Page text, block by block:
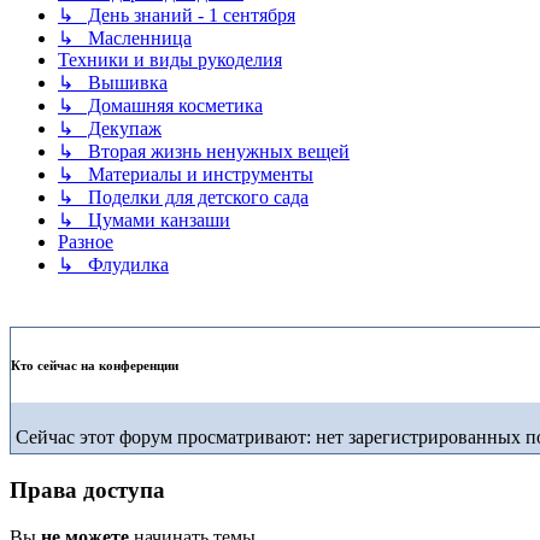
↳ День знаний - 1 сентября
↳ Масленница
Техники и виды рукоделия
↳ Вышивка
↳ Домашняя косметика
↳ Декупаж
↳ Вторая жизнь ненужных вещей
↳ Материалы и инструменты
↳ Поделки для детского сада
↳ Цумами канзаши
Разное
↳ Флудилка
Кто сейчас на конференции
Сейчас этот форум просматривают: нет зарегистрированных
Права доступа